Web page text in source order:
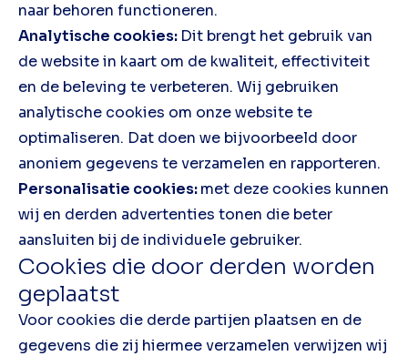
naar behoren functioneren.
Analytische cookies: Dit brengt het gebruik van
de website in kaart om de kwaliteit, effectiviteit
en de beleving te verbeteren. Wij gebruiken
analytische cookies om onze website te
optimaliseren. Dat doen we bijvoorbeeld door
anoniem gegevens te verzamelen en rapporteren.
Personalisatie cookies:met deze cookies kunnen
wij en derden advertenties tonen die beter
aansluiten bij de individuele gebruiker.
Cookies die door derden worden
geplaatst
Voor cookies die derde partijen plaatsen en de
gegevens die zij hiermee verzamelen verwijzen wij